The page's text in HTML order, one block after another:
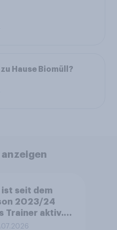
Hause Biomüll?
ist seit dem
2023/24
Trainer aktiv.
2025 ist er